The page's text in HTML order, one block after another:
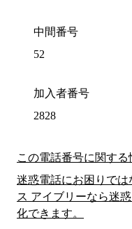
中間番号
52
加入者番号
2828
この電話番号に関する
迷惑電話にお困りで
ス アイブリーなら迷
化できます。